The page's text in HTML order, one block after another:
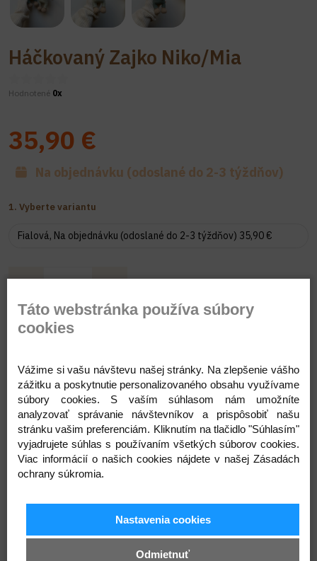
Háčkovaný Zajko Niko/Mia
Hodnotené 0x
Na objednávku (odoslané do 2-3 týždňov)
35,90 €
1. Vyberte variantu
Popis Parametre Komentáre Recenzie
Táto webstránka používa súbory
cookies
Vážime si vašu návštevu našej stránky. Na zlepšenie vášho
zážitku a poskytnutie personalizovaného obsahu využívame
súbory cookies. S vaším súhlasom nám umožníte
analyzovať správanie návštevníkov a prispôsobiť našu
stránku vašim preferenciám. Kliknutím na tlačidlo "Súhlasím"
vyjadrujete súhlas s používaním všetkých súborov cookies.
Viac informácií o našich cookies nájdete v našej Zásadách
ochrany súkromia.
Nastavenia cookies
Odmietnuť